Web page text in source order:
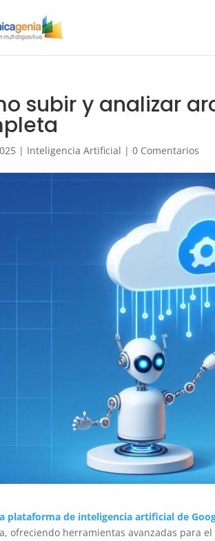
subir y analizar
| Inteligencia Artificial |0 Comentarios
plataforma de inteligencia artificial de
ofreciendo herramientas avanzadas para